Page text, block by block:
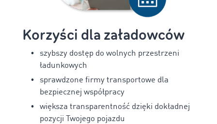
Korzyści dla załadowców
szybszy dostęp do wolnych przestrzeni
ładunkowych
sprawdzone firmy transportowe dla
bezpiecznej współpracy
większa transparentność dzięki dokładnej
pozycji Twojego pojazdu